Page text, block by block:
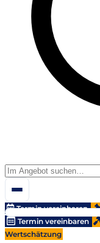
Termin vereinbaren
Termin vereinbaren
Wertschätzung